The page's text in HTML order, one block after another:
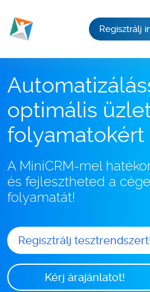
Regisztrálj
optimális
folyamatokért
A MiniCRM-mel
és fejlesztheted a
folyamatát!
Regisztrálj
Kérj árajánlatot!